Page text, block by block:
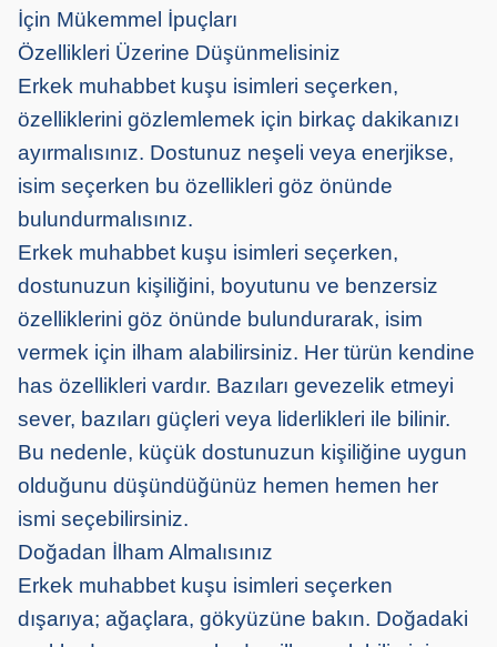
İçin Mükemmel İpuçları
Özellikleri Üzerine Düşünmelisiniz
Erkek muhabbet kuşu isimleri seçerken,
özelliklerini gözlemlemek için birkaç dakikanızı
ayırmalısınız. Dostunuz neşeli veya enerjikse,
isim seçerken bu özellikleri göz önünde
bulundurmalısınız.
Erkek muhabbet kuşu isimleri seçerken,
dostunuzun kişiliğini, boyutunu ve benzersiz
özelliklerini göz önünde bulundurarak, isim
vermek için ilham alabilirsiniz. Her türün kendine
has özellikleri vardır. Bazıları gevezelik etmeyi
sever, bazıları güçleri veya liderlikleri ile bilinir.
Bu nedenle, küçük dostunuzun kişiliğine uygun
olduğunu düşündüğünüz hemen hemen her
ismi seçebilirsiniz.
Doğadan İlham Almalısınız
Erkek muhabbet kuşu isimleri seçerken
dışarıya; ağaçlara, gökyüzüne bakın. Doğadaki